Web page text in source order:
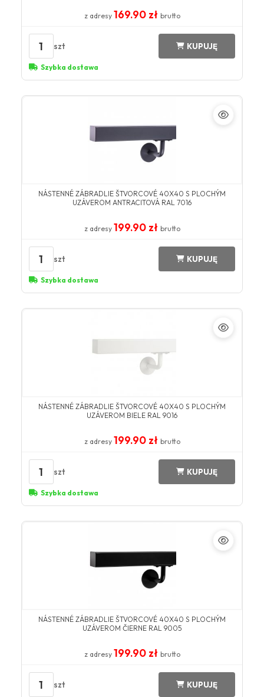
z adresy 169.90 zł brutto
1 szt KUPUJĘ
Szybka dostawa
NÁSTENNÉ ZÁBRADLIE ŠTVORCOVÉ 40X40 S PLOCHÝM
UZÁVEROM ANTRACITOVÁ RAL 7016
z adresy 199.90 zł brutto
1 szt KUPUJĘ
Szybka dostawa
NÁSTENNÉ ZÁBRADLIE ŠTVORCOVÉ 40X40 S PLOCHÝM
UZÁVEROM BIELE RAL 9016
z adresy 199.90 zł brutto
1 szt KUPUJĘ
Szybka dostawa
NÁSTENNÉ ZÁBRADLIE ŠTVORCOVÉ 40X40 S PLOCHÝM
UZÁVEROM ČIERNE RAL 9005
z adresy 199.90 zł brutto
1 szt KUPUJĘ